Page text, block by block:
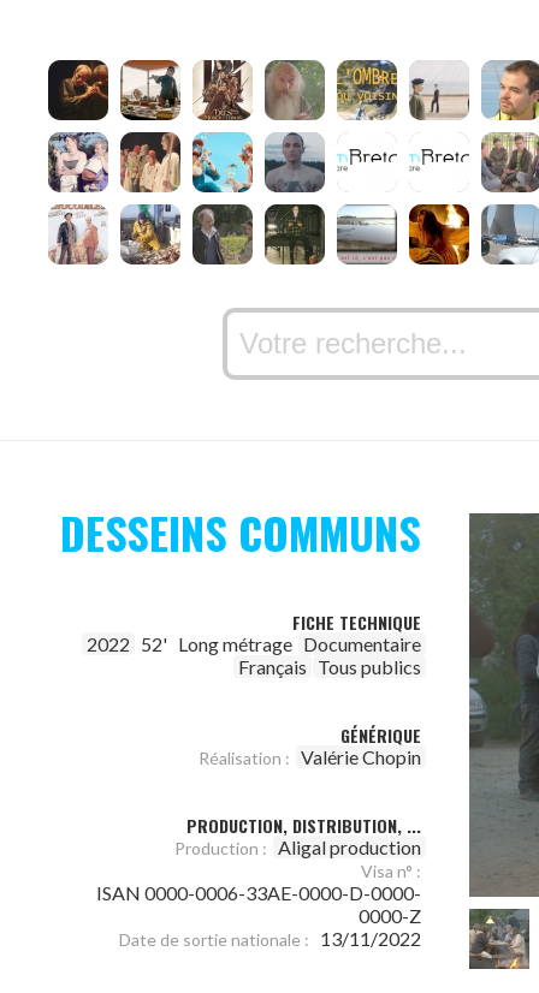
DESSEINS COMMUNS
FICHE TECHNIQUE
2022 52' Long métrage Documentaire
Français Tous publics
GÉNÉRIQUE
Réalisation : Valérie Chopin
PRODUCTION, DISTRIBUTION, ...
Production : Aligal production
Visa n° :
ISAN 0000-0006-33AE-0000-D-0000-
0000-Z
Date de sortie nationale : 13/11/2022